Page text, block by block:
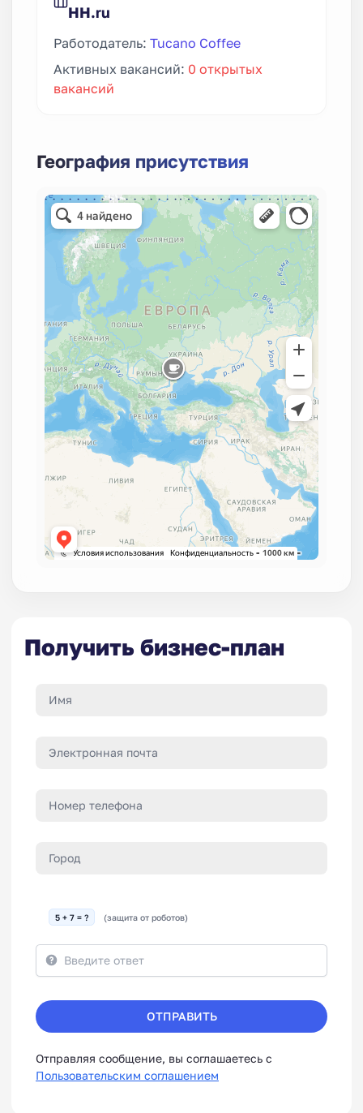
HH.ru
Работодатель: Tucano Coffee
Активных вакансий: 0 открытых
вакансий
География присутствия
Получить бизнес-план
5 + 7 = ? (защита от роботов)
ОТПРАВИТЬ
Отправляя сообщение, вы соглашаетесь с
Пользовательским соглашением